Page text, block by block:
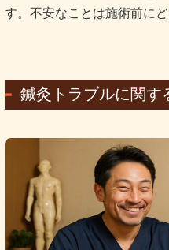
す。不安なことは施術前に
鍼灸トラブルに関す